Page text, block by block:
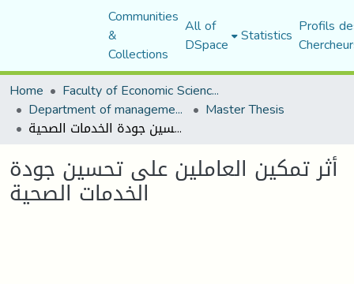
Communities
&
Collections
All of
DSpace Statistics Profils
Home
Faculty of Economic Sciences, Commerce and Management Sciences
Department of management sciences Master Thesis
أثر تمكين العاملين على تحسين جودة الخدمات الصحية
أثر تمكين العاملين على تحسين جودة
الخدمات الصحية